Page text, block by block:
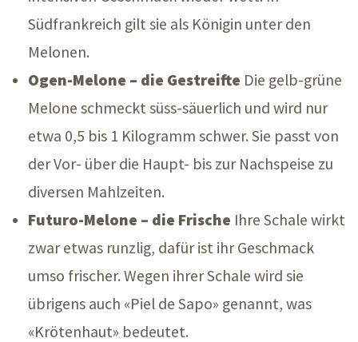
Südfrankreich gilt sie als Königin unter den
Melonen.
Ogen-Melone – die Gestreifte Die gelb-grüne
Melone schmeckt süss-säuerlich und wird nur
etwa 0,5 bis 1 Kilogramm schwer. Sie passt von
der Vor- über die Haupt- bis zur Nachspeise zu
diversen Mahlzeiten.
Futuro-Melone – die Frische Ihre Schale wirkt
zwar etwas runzlig, dafür ist ihr Geschmack
umso frischer. Wegen ihrer Schale wird sie
übrigens auch «Piel de Sapo» genannt, was
«Krötenhaut» bedeutet.